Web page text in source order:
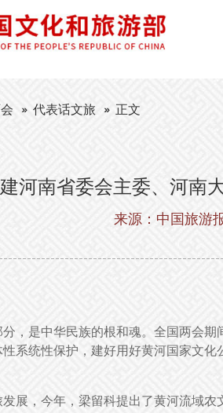
代表话文旅 正文
河南省委会主委、河南
来源：中国旅游
，是中华民族的根和魂。全国两会
系统性保护，建好用好黄河国家文
展，今年，梁留科提出了黄河流域